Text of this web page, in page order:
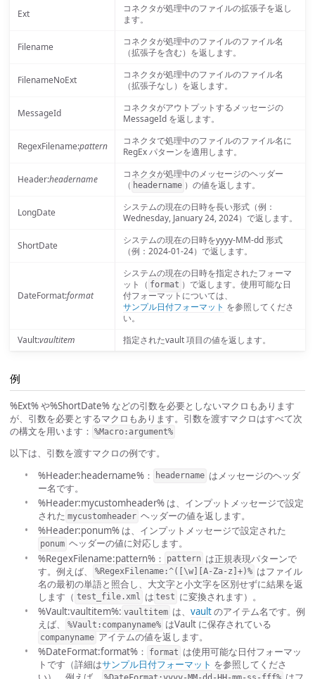
Ext
コネクタが処理中のファイルの拡張子を返し
ます。
Filename
コネクタが処理中のファイルのファイル名
（拡張子を含む）を返します。
FilenameNoExt
コネクタが処理中のファイルのファイル名
（拡張子なし）を返します。
MessageId
コネクタがアウトプットするメッセージの
MessageId を返します。
RegexFilename:pattern
コネクタで処理中のファイルのファイル名に
RegEx パターンを適用します。
Header:headername
コネクタが処理中のメッセージのヘッダー
（ headername ）の値を返します。
LongDate
システムの現在の日時を長い形式（例：
Wednesday, January 24, 2024）で返します。
ShortDate
システムの現在の日時をyyyy-MM-dd 形式
（例：2024-01-24）で返します。
DateFormat:format
システムの現在の日時を指定されたフォーマ
ット（ format ）で返します。使用可能な日
付フォーマットについては、
サンプル日付フォーマット を参照してくださ
い。
Vault:vaultitem 指定されたvault 項目の値を返します。
例
%Ext% や%ShortDate% などの引数を必要としないマクロもあります
が、引数を必要とするマクロもあります。引数を渡すマクロはすべて次
の構文を用います： %Macro:argument%
以下は、引数を渡すマクロの例です。
%Header:headername%：
headername はメッセージのヘッダ
ー名です。
%Header:mycustomheader% は、インプットメッセージで設定
された mycustomheader ヘッダーの値を返します。
%Header:ponum% は、インプットメッセージで設定された
ponum ヘッダーの値に対応します。
%RegexFilename:pattern%：
pattern は正規表現パターンで
す。例えば、
%RegexFilename:^([\w][A-Za-z]+)% はファイル
名の最初の単語と照合し、大文字と小文字を区別せずに結果を返
します（ test_file.xml は test に変換されます）。
%Vault:vaultitem%: vaultitem は、 vaultのアイテム名です。例
えば、
%Vault:companyname% はVault に保存されている
companyname アイテムの値を返します。
%DateFormat:format%：
format は使用可能な日付フォーマッ
トです（詳細はサンプル日付フォーマット を参照してくださ